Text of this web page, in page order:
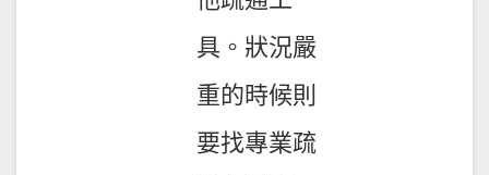
具。狀況嚴
重的時候則
要找專業疏